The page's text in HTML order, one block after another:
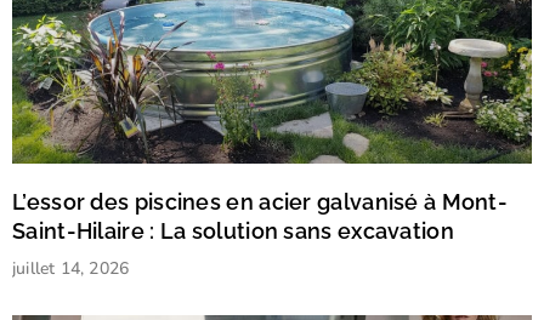
L’essor des piscines en acier galvanisé à Mont-
Saint-Hilaire : La solution sans excavation
juillet 14, 2026